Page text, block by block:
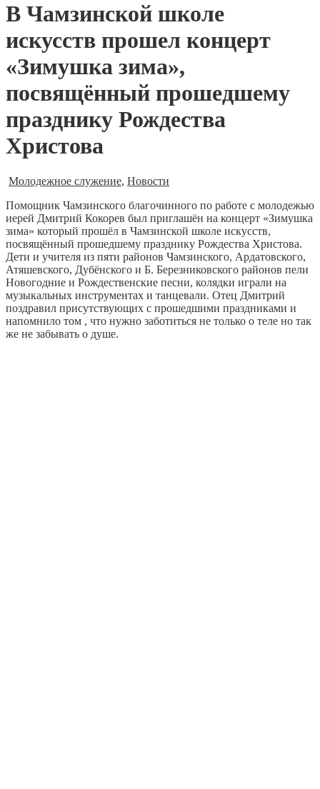
В Чамзинской школе
искусств прошел концерт
«Зимушка зима»,
посвящённый прошедшему
празднику Рождества
Христова
Молодежное служение, Новости
Помощник Чамзинского благочинного по работе с молодежью
иерей Дмитрий Кокорев был приглашён на концерт «Зимушка
зима» который прошёл в Чамзинской школе искусств,
посвящённый прошедшему празднику Рождества Христова.
Дети и учителя из пяти районов Чамзинского, Ардатовского,
Атяшевского, Дубёнского и Б. Березниковского районов пели
Новогодние и Рождественские песни, колядки играли на
музыкальных инструментах и танцевали. Отец Дмитрий
поздравил присутствующих с прошедшими праздниками и
напомнило том , что нужно заботиться не только о теле но так
же не забывать о душе.